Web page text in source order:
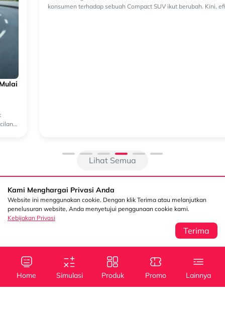
New Xforce: Compact SUV Hybrid yang Siap Menjawab
konsumen terhadap sebuah Compact SUV ikut berubah. Kini, efisiensi
Lihat Semua
Kami Menghargai Privasi Anda
Website ini menggunakan cookie. Dengan klik Terima atau melanjutkan
penelusuran website, Anda menyetujui penggunaan cookie kami.
Kebijakan Privasi
Terima
Sentral Senayan 2,
3rd Floor Jl. Asia
Afrika No. 8 Senayan
Home Simulasi Produk Promo Lainnya